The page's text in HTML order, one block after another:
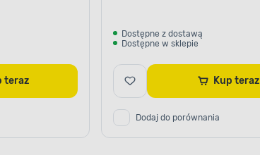
Kup teraz
Dostępne z dostawą
Dostępne w sklepie
Kup teraz
Dodaj do porównania